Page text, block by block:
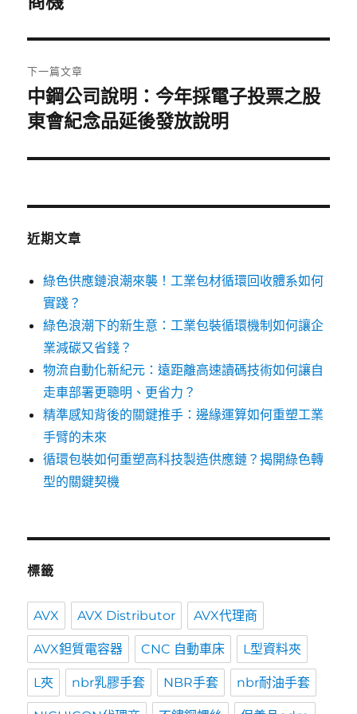
覽
文
章:
下一篇文章
下
一
文
中鋼公司說明：今年採電子投票之股
東會紀念品延後發放說明
近期文章
綠色供應鏈浪潮來襲！工業包材循環回收體系如何
實踐？
綠色浪潮下的新生意：工業包裝循環機制如何讓企
業減碳又省錢？
物流自動化新紀元：遠距離高速讀碼技術如何讓自
走車部署更聰明、更省力？
精準感知背後的關鍵推手：邊緣運算如何重塑工業
手臂的未來
循環包裝如何重塑高科技製造供應鏈？揭開綠色轉
型的關鍵契機
標籤
AVX AVX Distributor AVX代理商
AVX鉭質電容器 CNC 自動車床 L型資料夾
L夾 nbr乳膠手套 NBR手套 nbr耐油手套